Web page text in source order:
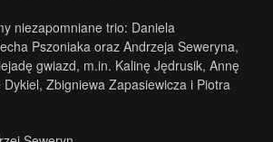
niezapomniane trio: Daniela
Pszoniaka oraz Andrzeja Seweryna,
gwiazd, m.in. Kalinę Jędrusik, Annę
Zbigniewa Zapasiewicza i Piotra